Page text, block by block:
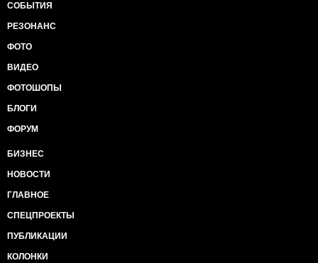
СОБЫТИЯ
РЕЗОНАНС
ФОТО
ВИДЕО
ФОТОШОПЫ
БЛОГИ
ФОРУМ
БИЗНЕС
НОВОСТИ
ГЛАВНОЕ
СПЕЦПРОЕКТЫ
ПУБЛИКАЦИИ
КОЛОНКИ